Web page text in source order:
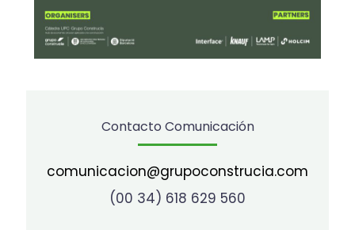
Contacto Comunicación
comunicacion@grupoconstrucia.com
(00 34) 618 629 560